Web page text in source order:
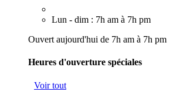
Lun - dim : 7h am à 7h pm
Ouvert aujourd'hui de 7h am à 7h pm
Heures d'ouverture spéciales
Voir tout